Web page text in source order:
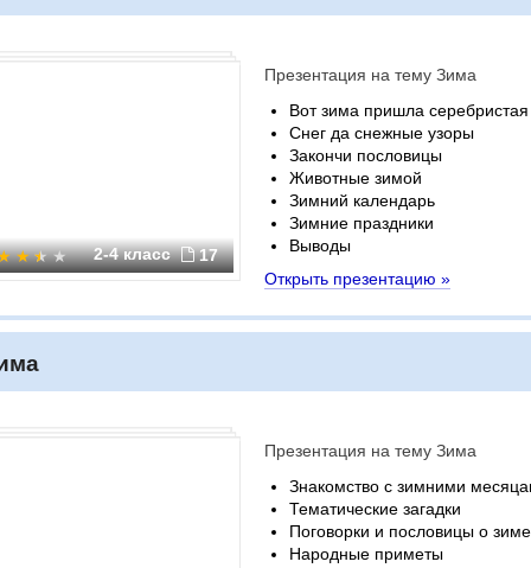
2-4 класс 17
Презентация на тему Зима
Вот зима пришла серебристая
Снег да снежные узоры
Закончи пословицы
Животные зимой
Зимний календарь
Зимние праздники
Выводы
Открыть презентацию »
Презентация на тему Зима
Знакомство с зимними
Тематические загадки
Поговорки и пословицы о зиме
Народные приметы